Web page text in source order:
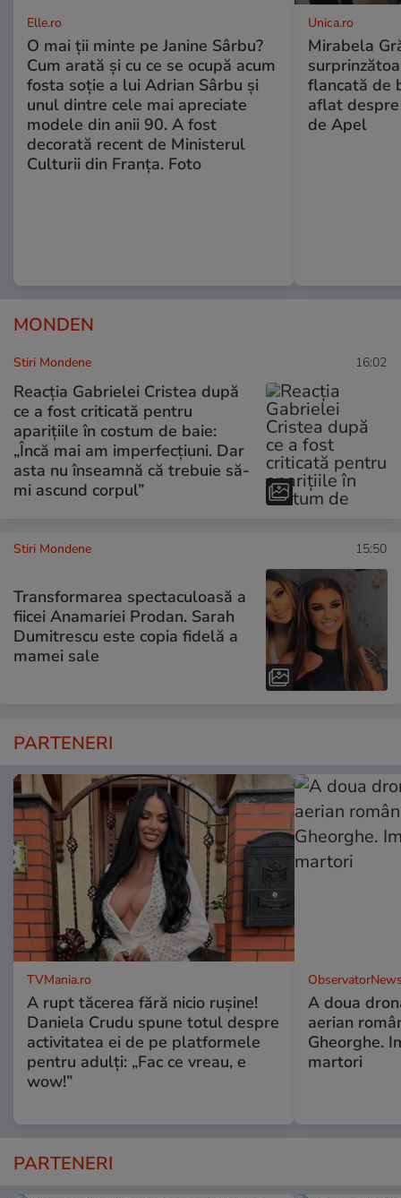
Elle.ro
O mai ții minte pe Janine Sârbu?
Cum arată și cu ce se ocupă acum
fosta soție a lui Adrian Sârbu și
unul dintre cele mai apreciate
modele din anii 90. A fost
decorată recent de Ministerul
Culturii din Franța. Foto
Unica.ro
Mirabela
flancată de
aflat
de Apel
MONDEN
Stiri Mondene 16:02
Reacția Gabrielei Cristea după
ce a fost criticată pentru
aparițiile în costum de baie:
„Încă mai am imperfecțiuni. Dar
asta nu înseamnă că trebuie să-
mi ascund corpul”
Stiri Mondene 15:50
Transformarea spectaculoasă a
fiicei Anamariei Prodan. Sarah
Dumitrescu este copia fidelă a
mamei sale
PARTENERI
TVMania.ro
A rupt tăcerea fără nicio rușine!
Daniela Crudu spune totul despre
activitatea ei de pe platformele
pentru adulți: „Fac ce vreau, e
wow!”
A doua
aerian
Gheorghe.
martori
PARTENERI